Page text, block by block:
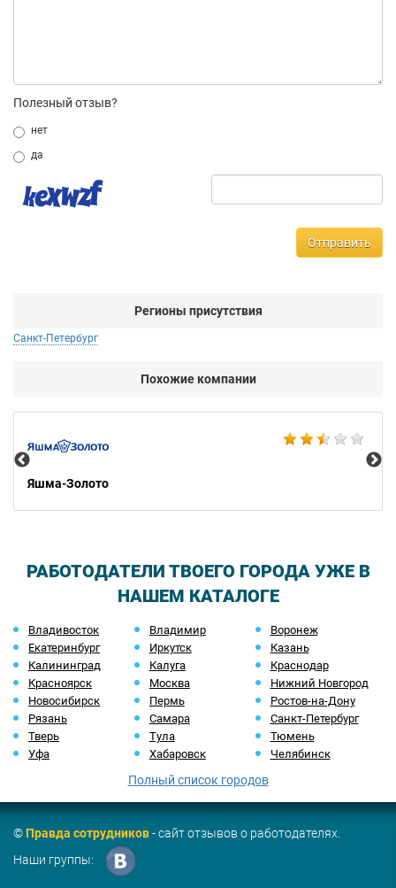
Полезный отзыв?
нет
да
Отправить
Регионы присутствия
Санкт-Петербург
Похожие компании
Яшма-Золото
РАБОТОДАТЕЛИ ТВОЕГО ГОРОДА УЖЕ В
НАШЕМ КАТАЛОГЕ
Владивосток Владимир
Воронеж
Екатеринбург
Иркутск
Казань
Калининград
Калуга
Краснодар
Красноярск
Москва
Нижний Новгород
Новосибирск
Пермь
Ростов-на-Дону
Рязань
Самара
Санкт-Петербург
Тверь
Тула
Тюмень
Уфа
Хабаровск Челябинск
Полный список городов
©Правда сотрудников- сайт отзывов о работодателях.
Наши группы: